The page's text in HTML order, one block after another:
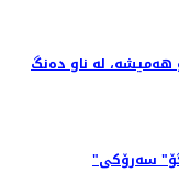
هەمیشە، لە ناو دەنگ
"به‌همه‌ن قوبادی" له‌گه‌ڵ خاتوو "ئانێ هیدالگۆ" سه‌رۆکی